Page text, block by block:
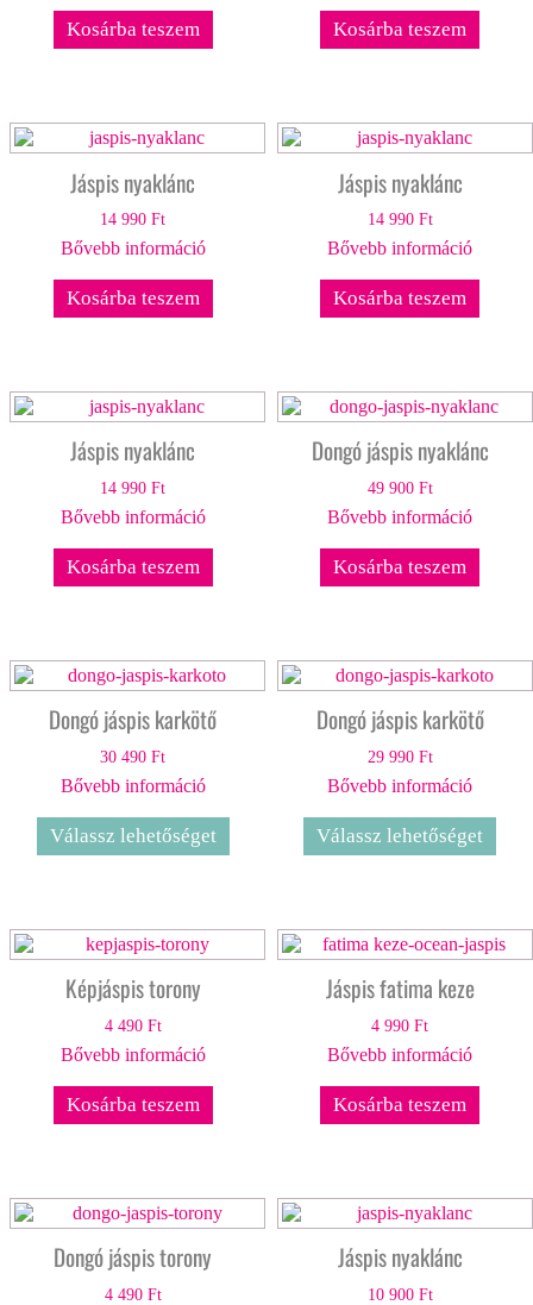
Kosárba teszem Kosárba teszem
Jáspis nyaklánc
14 990Ft
Bővebb információ
Kosárba teszem
Jáspis nyaklánc
14 990 Ft
Bővebb információ
Kosárba teszem
Jáspis nyaklánc
14 990Ft
Bővebb információ
Kosárba teszem
Dongó jáspis nyaklánc
49 900 Ft
Bővebb információ
Kosárba teszem
Dongó jáspis karkötő
30 490Ft
Bővebb információ
Válassz lehetőséget
Dongó jáspis karkötő
29 990 Ft
Bővebb információ
Válassz lehetőséget
Képjáspis torony
4 490 Ft
Bővebb információ
Kosárba teszem
Jáspis fatima keze
4 990Ft
Bővebb információ
Kosárba teszem
Dongó jáspis torony
4 490 Ft
Jáspis nyaklánc
10 900 Ft